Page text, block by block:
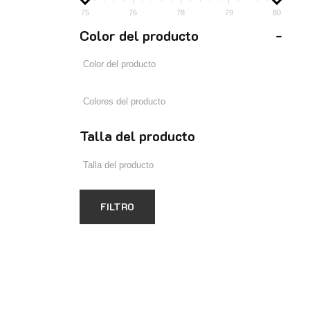
75 76 78 79 80
Color del producto -
Talla del producto
FILTRO